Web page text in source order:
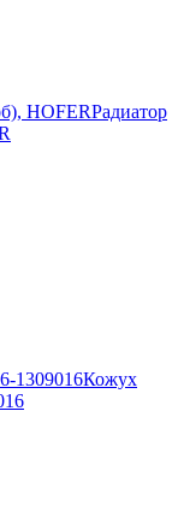
HOFERРадиатор
1309016Кожух